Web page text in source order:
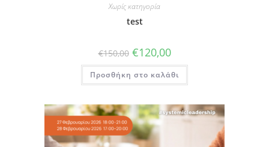
Χωρίς κατηγορία
test
€150,00 €120,00
Προσθήκη στο καλάθι